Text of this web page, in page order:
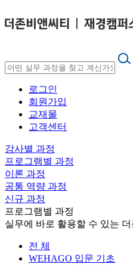
로그인
회원가입
교재몰
고객센터
강사별 과정
프로그램별 과정
이론 과정
공통 역량 과정
신규 과정
프로그램별 과정
실무에 바로 활용할 수 있는
전 체
WEHAGO 입문 기초